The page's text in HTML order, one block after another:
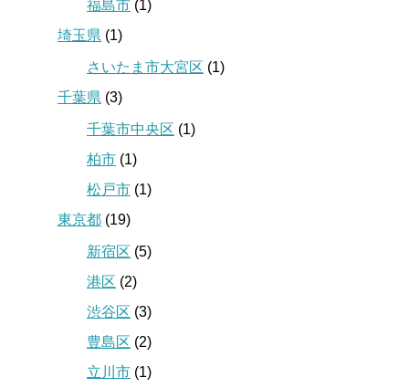
福島市 (1)
埼玉県 (1)
さいたま市大宮区 (1)
千葉県 (3)
千葉市中央区 (1)
柏市 (1)
松戸市 (1)
東京都 (19)
新宿区 (5)
港区 (2)
渋谷区 (3)
豊島区 (2)
立川市 (1)